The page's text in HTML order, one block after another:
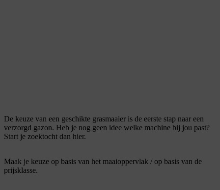
De keuze van een geschikte grasmaaier is de eerste stap naar een
verzorgd gazon. Heb je nog geen idee welke machine bij jou past?
Start je zoektocht dan hier.
Maak je keuze op basis van het maaioppervlak / op basis van de
prijsklasse.